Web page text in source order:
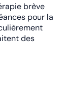
brève
pour la
des